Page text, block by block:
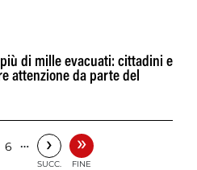
di mille evacuati: cittadini e
attenzione da parte del
6 … ›
SUCC.
»
FINE